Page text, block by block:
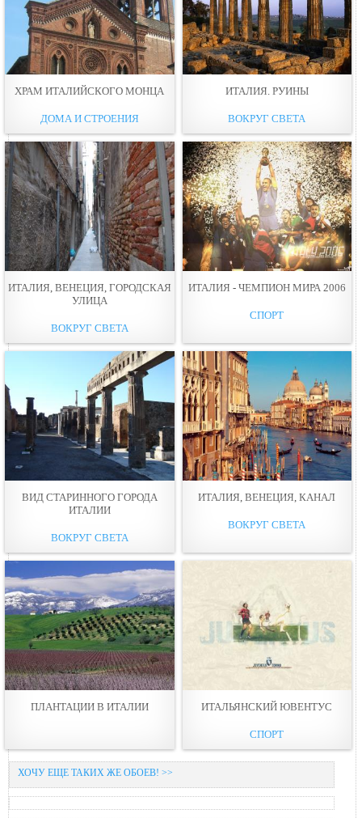
ХРАМ ИТАЛИЙСКОГО МОНЦА
ДОМА И СТРОЕНИЯ
ИТАЛИЯ. РУИНЫ
ВОКРУГ СВЕТА
ИТАЛИЯ, ВЕНЕЦИЯ, ГОРОДСКАЯ
УЛИЦА
ВОКРУГ СВЕТА
ИТАЛИЯ - ЧЕМПИОН МИРА 2006
СПОРТ
ВИД СТАРИННОГО ГОРОДА
ИТАЛИИ
ВОКРУГ СВЕТА
ИТАЛИЯ, ВЕНЕЦИЯ, КАНАЛ
ВОКРУГ СВЕТА
ПЛАНТАЦИИ В ИТАЛИИ ИТАЛЬЯНСКИЙ ЮВЕНТУС
СПОРТ
ХОЧУ ЕЩЕ ТАКИХ ЖЕ ОБОЕВ! >>